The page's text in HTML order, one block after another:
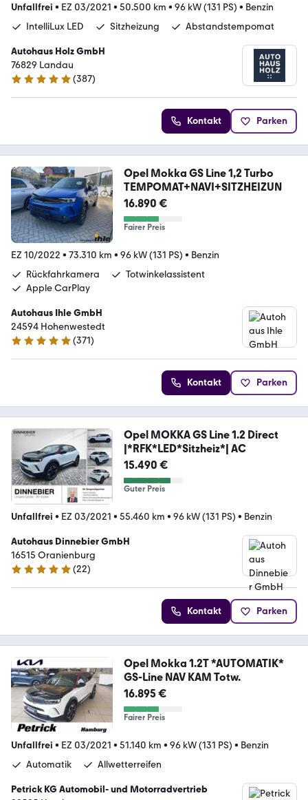
Unfallfrei • EZ 03/2021 • 50.500 km • 96 kW (131 PS) • Benzin
IntelliLux LED
Sitzheizung Abstandstempomat
Autohaus Holz GmbH
76829 Landau
4.8 Sterne
(387)
Kontakt Parken
Opel Mokka GS Line 1,2 Turbo
TEMPOMAT+NAVI+SITZHEIZUN
16.890 €
Fairer Preis
EZ 10/2022 • 73.310 km • 96 kW (131 PS) • Benzin
Rückfahrkamera
Totwinkelassistent
Apple CarPlay
Autohaus Ihle GmbH
24594 Hohenwestedt
4.9 Sterne
(371)
Kontakt Parken
Opel MOKKA GS Line 1.2 Direct
|*RFK*LED*Sitzheiz*| AC
15.490 €
Guter Preis
Unfallfrei • EZ 03/2021 • 55.460 km • 96 kW (131 PS) • Benzin
Autohaus Dinnebier GmbH
16515 Oranienburg
5 Sterne
(22)
Kontakt Parken
Opel Mokka 1.2T *AUTOMATIK*
GS-Line NAV KAM Totw.
16.895 €
Fairer Preis
Unfallfrei • EZ 03/2021 • 51.140 km • 96 kW (131 PS) • Benzin
Automatik
Allwetterreifen
Petrick KG Automobil- und Motorradvertrieb